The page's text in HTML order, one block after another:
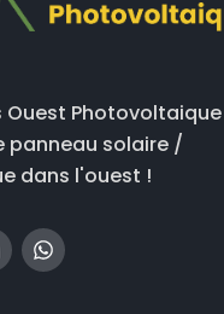
Ouest
panneau solaire /
dans l'ouest !